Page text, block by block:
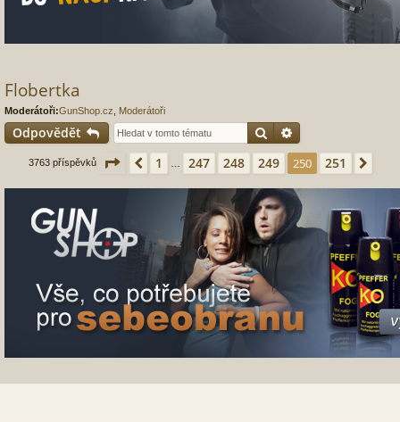
Flobertka
Moderátoři:GunShop.cz Moderátoři
Odpovědět Hledat
3763 příspěvků Stránka 250z251
Předchozí
1 247 248 249 250 251